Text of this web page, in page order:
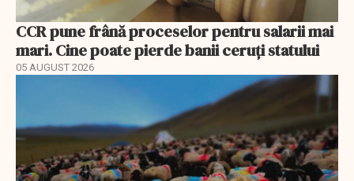
CCR pune frână proceselor pentru salarii mai
mari. Cine poate pierde banii ceruți statului
05 AUGUST 2026